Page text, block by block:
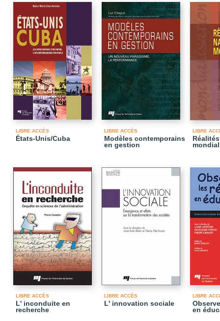
LIBRE ACCÈS
États-Unis/Cuba
LIBRE ACCÈS
Modèles contemporains
en gestion
LIBRE
LIBRE ACCÈS
L' inconduite en
recherche
LIBRE ACCÈS
L' innovation sociale
LIBRE
en